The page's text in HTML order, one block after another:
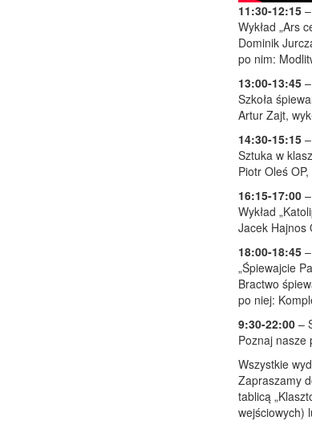
11:30-12:15
Wykład „Ars
Dominik
po nim:
13:00-13:45
Szkoła
Artur Zajt,
14:30-15:15
Sztuka w
Piotr Oleś
16:15-17:00
Wykład
Jacek Hajnos
18:00-18:45
„Śpiewajcie
Bractwo
po niej:
9:30-22:00 –
Poznaj nasze
Wszystkie
Zapraszamy
tablicą
wejściowych)